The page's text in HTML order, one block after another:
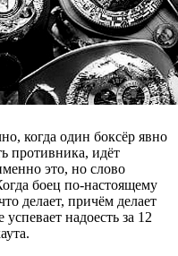
когда один боксёр явно
противника, идёт
это, но слово
боец по-настоящему
делает, причём делает
надоесть за 12